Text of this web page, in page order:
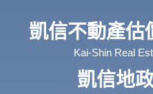
凱信不動產估
Kai-Shin Real
凱信地